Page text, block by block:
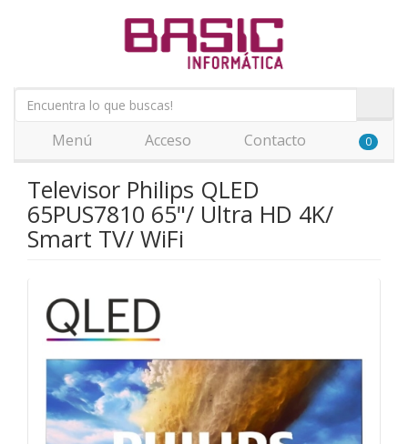
Menú Acceso Contacto 0
Televisor Philips QLED
65PUS7810 65"/ Ultra HD 4K/
Smart TV/ WiFi